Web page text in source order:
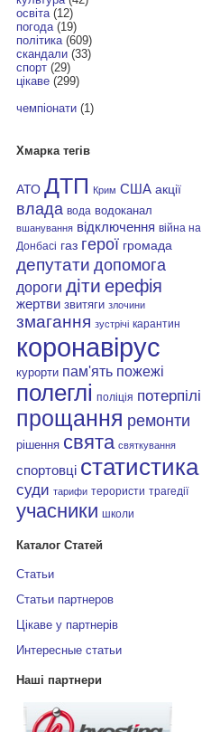
освіта(12)
погода(19)
політика(609)
скандали(33)
спорт(29)
цікаве(299)
чемпіонати(1)
Хмарка тегів
АТО ДТП Крим США акції
влада вода водоканал
вшанування відключення війна на
Донбасі газ герої громада
депутати допомога
дороги діти ерефія
жертви звитяги злочини
змагання зустрічі карантин
коронавірус
курорти пам'ять пожежі
полеглі поліція потерпілі
прощання ремонти
рішення свята святкування
спортовці статистика
суди тарифи терористи трагедії
учасники школи
Каталог Статей
Статьи
Статьи партнеров
Цікаве у партнерів
Интересные статьи
Наші партнери